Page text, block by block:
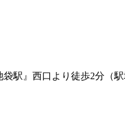
駅』西口より徒歩2分（駅